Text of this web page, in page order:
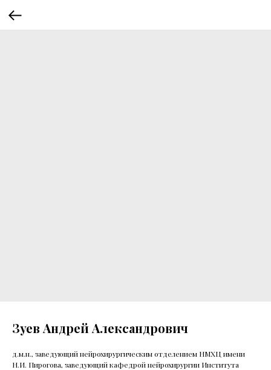
Зуев Андрей Александрович
д.м.н., заведующий нейрохирургическим отделением НМХЦ имени
Н.И. Пирогова, заведующий кафедрой нейрохирургии Института